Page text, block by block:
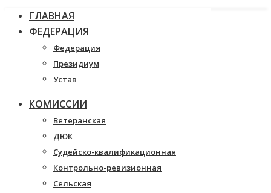
ГЛАВНАЯ
ФЕДЕРАЦИЯ
Федерация
Президиум
Устав
КОМИССИИ
Ветеранская
ДЮК
Судейско-квалификационная
Контрольно-ревизионная
Сельская